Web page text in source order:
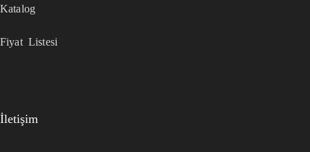
Katalog
Fiyat Listesi
İletişim